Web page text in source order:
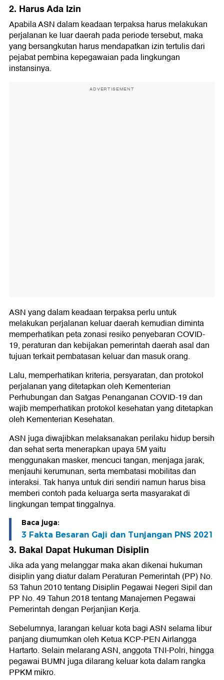
2. Harus Ada Izin
Apabila ASN dalam keadaan terpaksa harus melakukan
perjalanan ke luar daerah pada periode tersebut, maka
yang bersangkutan harus mendapatkan izin tertulis dari
pejabat pembina kepegawaian pada lingkungan
instansinya.
ADVERTISEMENT
ASN yang dalam keadaan terpaksa perlu untuk
melakukan perjalanan keluar daerah kemudian diminta
memperhatikan peta zonasi resiko penyebaran COVID-
19, peraturan dan kebijakan pemerintah daerah asal dan
tujuan terkait pembatasan keluar dan masuk orang.
Lalu, memperhatikan kriteria, persyaratan, dan protokol
perjalanan yang ditetapkan oleh Kementerian
Perhubungan dan Satgas Penanganan COVID-19 dan
wajib memperhatikan protokol kesehatan yang ditetapkan
oleh Kementerian Kesehatan.
ASN juga diwajibkan melaksanakan perilaku hidup bersih
dan sehat serta menerapkan upaya 5M yaitu
menggunakan masker, mencuci tangan, menjaga jarak,
menjauhi kerumunan, serta membatasi mobilitas dan
interaksi. Tak hanya untuk diri sendiri namun harus bisa
memberi contoh pada keluarga serta masyarakat di
lingkungan tempat tinggalnya.
Baca juga:
3 Fakta Besaran Gaji dan Tunjangan PNS 2021
3. Bakal Dapat Hukuman Disiplin
Jika ada yang melanggar maka akan dikenai hukuman
disiplin yang diatur dalam Peraturan Pemerintah (PP) No.
53 Tahun 2010 tentang Disiplin Pegawai Negeri Sipil dan
PP No. 49 Tahun 2018 tentang Manajemen Pegawai
Pemerintah dengan Perjanjian Kerja.
Sebelumnya, larangan keluar kota bagi ASN selama libur
panjang diumumkan oleh Ketua KCP-PEN Airlangga
Hartarto. Selain melarang ASN, anggota TNI-Polri, hingga
pegawai BUMN juga dilarang keluar kota dalam rangka
PPKM mikro.